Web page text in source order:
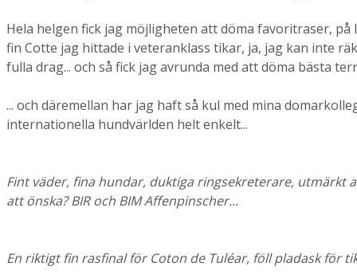
Hela helgen fick jag möjligheten att döma favoritraser,
fin Cotte jag hittade i veteranklass tikar, ja, jag kan inte
fulla drag... och så fick jag avrunda med att döma bästa
... och däremellan har jag haft så kul med mina
internationella hundvärlden helt enkelt...
Fint väder, fina hundar, duktiga ringsekreterare, utmärkt
att önska? BIR och BIM Affenpinscher...
En riktigt fin rasfinal för Coton de Tuléar, föll pladask för